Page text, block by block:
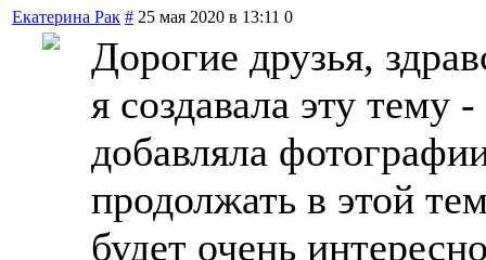
Екатерина Рак # 25 мая 2020 в 13:11 0
Дорогие друзья,
я создавала эту тему
добавляла
продолжать в этой
будет очень